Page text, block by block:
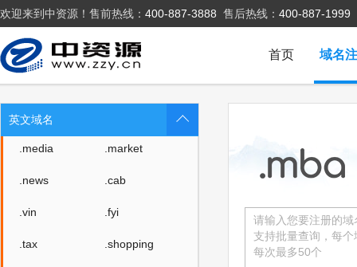
欢迎来到中资源！售前热线： 400-887-3888 售后热线： 400-887-1999
域名
首页
英文域名
.ski .vote
.voto .asia
.tv .games
.fan
.media .market
.news .cab
.vin .fyi
.tax .shopping